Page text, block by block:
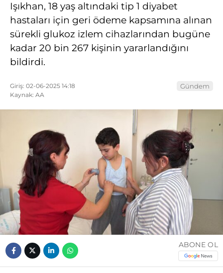
Işıkhan, 18 yaş altındaki tip 1 diyabet
hastaları için geri ödeme kapsamına alınan
sürekli glukoz izlem cihazlarından bugüne
kadar 20 bin 267 kişinin yararlandığını
bildirdi.
Giriş: 02-06-2025 14:18
Kaynak: AA
Gündem
ABONE OL